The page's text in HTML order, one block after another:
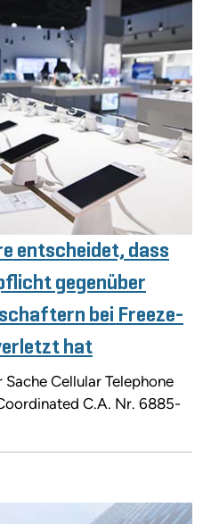
entscheidet, dass
gegenüber
bei Freeze-
hat
Cellular Telephone
C.A. Nr. 6885-